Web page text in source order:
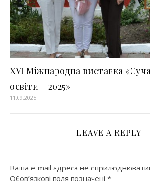
XVI Міжнародна виставка
освіти – 2025»
11.09.2025
LEAVE A REPLY
Ваша e-mail адреса не
Обов’язкові поля позначені *